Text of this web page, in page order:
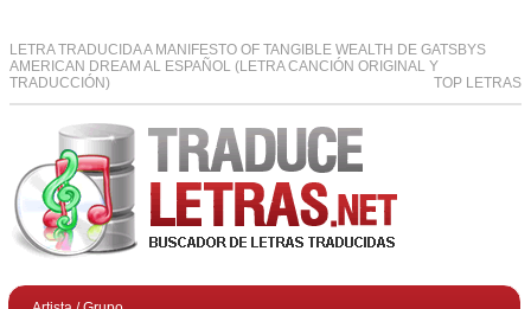
LETRA TRADUCIDA A MANIFESTO OF TANGIBLE WEALTH DE GATSBYS
AMERICAN DREAM AL ESPAÑOL (LETRA CANCIÓN ORIGINAL Y
TRADUCCIÓN)
TOP LETRAS